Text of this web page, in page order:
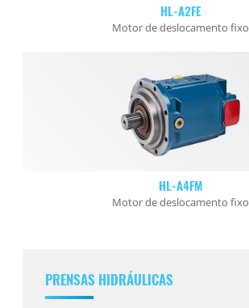
HL-A2FE
Motor de deslocamento fixo
HL-A4FM
Motor de deslocamento fixo
PRENSAS HIDRÁULICAS